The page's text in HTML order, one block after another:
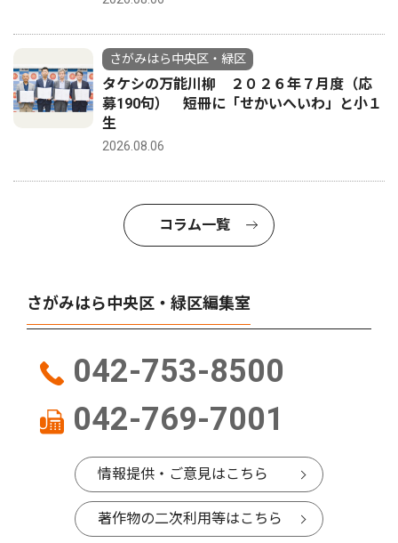
さがみはら中央区・緑区
タケシの万能川柳 ２０２６年７月度（応
募190句） 短冊に「せかいへいわ」と小１
生
2026.08.06
コラム一覧
さがみはら中央区・緑区編集室
042-753-8500
042-769-7001
情報提供・ご意見はこちら
著作物の二次利用等はこちら